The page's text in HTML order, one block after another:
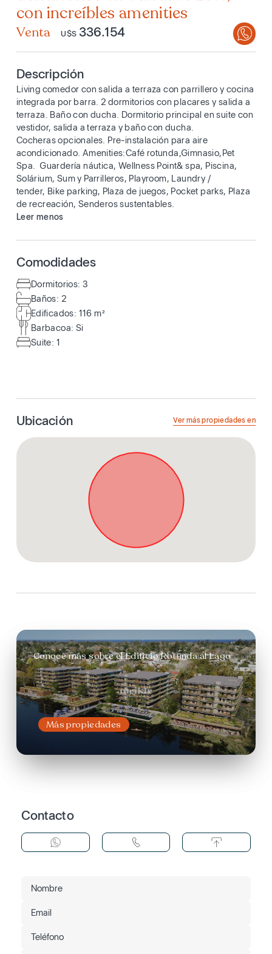
con increíbles amenities
Venta U$S336.154
Descripción
Living comedor con salida a terraza con parrillero y cocina
integrada por barra. 2 dormitorios con placares y salida a
terraza. Baño con ducha. Dormitorio principal en suite con
vestidor, salida a terraza y baño con ducha.
Cocheras opcionales. Pre-instalación para aire
acondicionado. Amenities:Café rotunda,Gimnasio,Pet
Spa. Guardería náutica, Wellness Point& spa, Piscina,
Solárium, Sum y Parrilleros, Playroom, Laundry /
tender, Bike parking, Plaza de juegos, Pocket parks, Plaza
de recreación, Senderos sustentables.
Leer menos
Comodidades
Dormitorios: 3
Baños: 2
Edificados: 116 m²
Barbacoa: Si
Suite: 1
Ubicación Ver más propiedades en
Conoce más sobre el Edificio Rotunda al Lago
Más propiedades
Contacto